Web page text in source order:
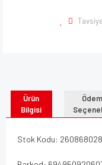
Ürün
Bilgisi
Stok Kodu: